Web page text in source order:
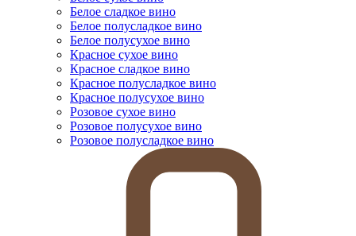
Белое сладкое вино
Белое полусладкое вино
Белое полусухое вино
Красное сухое вино
Красное сладкое вино
Красное полусладкое вино
Красное полусухое вино
Розовое сухое вино
Розовое полусухое вино
Розовое полусладкое вино